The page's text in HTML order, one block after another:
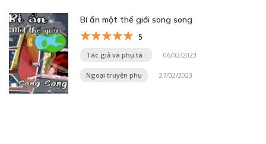
Bí ẩn một thế giới song song
5
Tác giả và phụ tá : 06/02/2023
Ngoại truyện phụ 27/02/2023